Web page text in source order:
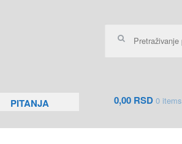
PITANJA 0,00 RSD0 items